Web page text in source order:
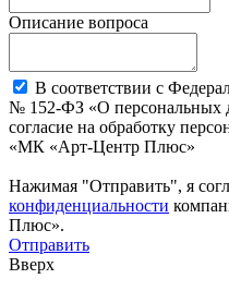
Описание вопроса
В соответствии с
№ 152-ФЗ «О персональных
согласие на обработку
«МК «Арт-Центр Плюс»
Нажимая "Отправить", я
конфиденциальности
Плюс».
Отправить
Вверх